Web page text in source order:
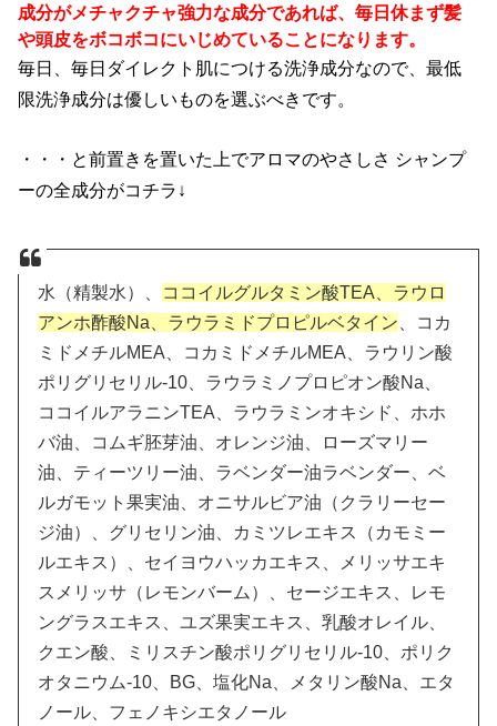
成分がメチャクチャ強力な成分であれば、毎日休まず髪
や頭皮をボコボコにいじめていることになります。
毎日、毎日ダイレクト肌につける洗浄成分なので、最低
限洗浄成分は優しいものを選ぶべきです。
・・・と前置きを置いた上でアロマのやさしさ シャンプ
ーの全成分がコチラ↓
水（精製水）、
ココイルグルタミン酸TEA、ラウロ
アンホ酢酸Na、ラウラミドプロピルベタイン 、コカ
ミドメチルMEA、コカミドメチルMEA、ラウリン酸
ポリグリセリル-10、ラウラミノプロピオン酸Na、
ココイルアラニンTEA、ラウラミンオキシド、ホホ
バ油、コムギ胚芽油、オレンジ油、ローズマリー
油、ティーツリー油、ラベンダー油ラベンダー、ベ
ルガモット果実油、オニサルビア油（クラリーセー
ジ油）、グリセリン油、カミツレエキス（カモミー
ルエキス）、セイヨウハッカエキス、メリッサエキ
スメリッサ（レモンバーム）、セージエキス、レモ
ングラスエキス、ユズ果実エキス、乳酸オレイル、
クエン酸、ミリスチン酸ポリグリセリル-10、ポリク
オタニウム-10、BG、塩化Na、メタリン酸Na、エタ
ノール、フェノキシエタノール